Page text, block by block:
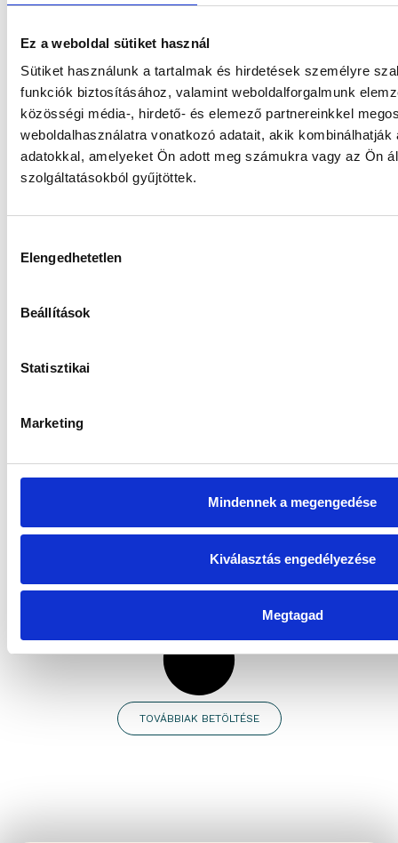
Ez a weboldal sütiket használ
Sütiket használunk a tartalmak és hirdetések személyre
funkciók biztosításához, valamint weboldalforgalmunk
közösségi média-, hirdető- és elemező partnereinkkel
weboldalhasználatra vonatkozó adatait, akik
adatokkal, amelyeket Ön adott meg számukra vagy az Ön
szolgáltatásokból gyűjtöttek.
kiválasztása
Elengedhetetlen
Beállítások
Statisztikai
Marketing
Mindennek a megengedése
Kiválasztás engedélyezése
Megtagad
Származtatott Részalap „I” sorozat
Gránit WM-2 Abszolút Hozamú
Származtatott Részalap „I” sorozat
Gránit WM-1 Abszolút Hozamú
Torony Ingatlan Befektetési Alap „B”
TOVÁBBIAK BETÖLTÉSE